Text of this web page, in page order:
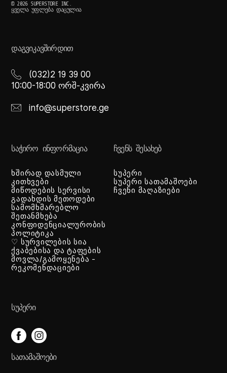
© 2026 SUPERSTORE INC.
ᲧᲕᲔᲚᲐ ᲣᲤᲚᲔᲑᲐ ᲓᲐᲪᲣᲚᲘᲐ
ᲓᲐᲒᲕᲘᲙᲐᲕᲨᲘᲠᲓᲘᲗ
(032)2 19 39 00
10:00-18:00 ორშ-კვირა
info@superstore.ge
ᲡᲐᲭᲘᲠᲝ ᲘᲜᲤᲝᲠᲛᲐᲪᲘᲐ
ხშირად დასმული
კითხვები
მიწოდების სერვისი
გადახდის მეთოდები
სამომხმარებლო
შეთანმხება
კონფიდენციალურობის
პოლიტიკა
♡ სურვილების სია
ქვაბებისა და ტაფების
მოვლა/გამოყენება -
რეკომენდაციები
ᲩᲕᲔᲜᲡ ᲨᲔᲡᲐᲮᲔᲑ
სუპერი
სუპერი სათამაშოები
ჩვენი მაღაზიები
ᲡᲣᲞᲔᲠᲘ
ᲡᲐᲗᲐᲛᲐᲨᲝᲔᲑᲘ